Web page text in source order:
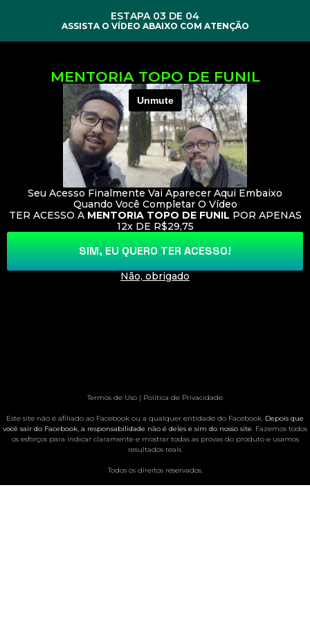
ESTAPA 03 DE 04
ASSISTA O VÍDEO ABAIXO COM ATENÇÃO
MENTORIA TOPO DE FUNIL
Seu Acesso Finalmente Vai Aparecer Aqui Embaixo
Quando Você Completar O Vídeo
TER ACESSO A MENTORIA TOPO DE FUNIL POR APENAS
12x DE R$29,75
SIM, EU QUERO TER ACESSO!
Não, obrigado
Termos de Uso | Política de Privacidade
Este site não é afiliado ao Facebook ou a qualquer entidade do Facebook. Depois que
você sair do Facebook, a responsabilidade não é deles e sim do nosso site. Fazemos todos
os esforços para indicar claramente e mostrar todas as provas do produto e usamos
resultados reais.
Todos os direitos reservados.